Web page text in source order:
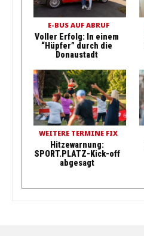
E-BUS AUF ABRUF
Voller Erfolg: In einem
“Hüpfer” durch die
Donaustadt
WEITERE TERMINE FIX
Hitzewarnung:
SPORT.PLATZ-Kick-off
abgesagt